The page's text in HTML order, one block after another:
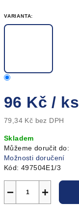
VARIANTA:
96 Kč/ ks
79,34 Kč bez DPH
cena:
Skladem
Můžeme doručit do:
Možnosti doručení
Kód: 497504E1/3
+
−